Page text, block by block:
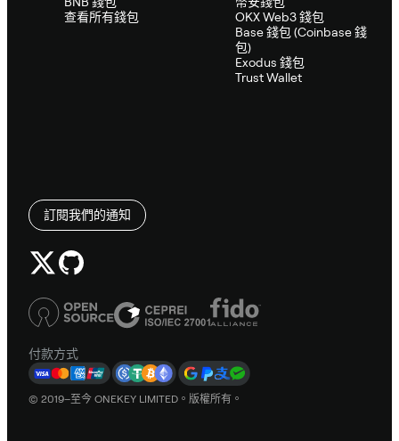
查看所有錢包
OKX Web3 錢包
Base 錢包 (Coinbase 錢
包)
Exodus 錢包
Trust Wallet
訂閱我們的通知
付款方式
© 2019–至今 ONEKEY LIMITED。版權所有。